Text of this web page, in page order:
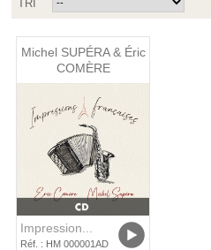
TRI
Michel SUPÉRA & Éric
COMÈRE
Impression...
Réf. : HM 000001AD